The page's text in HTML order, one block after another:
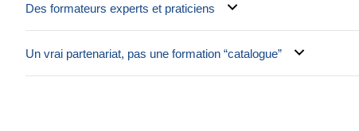
Des formateurs experts et praticiens
Un vrai partenariat, pas une formation “catalogue”